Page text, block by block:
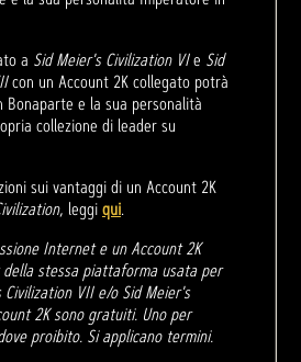
a Sid Meier's Civilization VIe Sid
con un Account 2K collegato potrà
Bonaparte e la sua personalità
collezione di leader su
sui vantaggi di un Account 2K
, leggiqui.
Internet e un Account 2K
stessa piattaforma usata per
VII e/o Sid Meier's
2K sono gratuiti. Uno per
proibito. Si applicano termini.